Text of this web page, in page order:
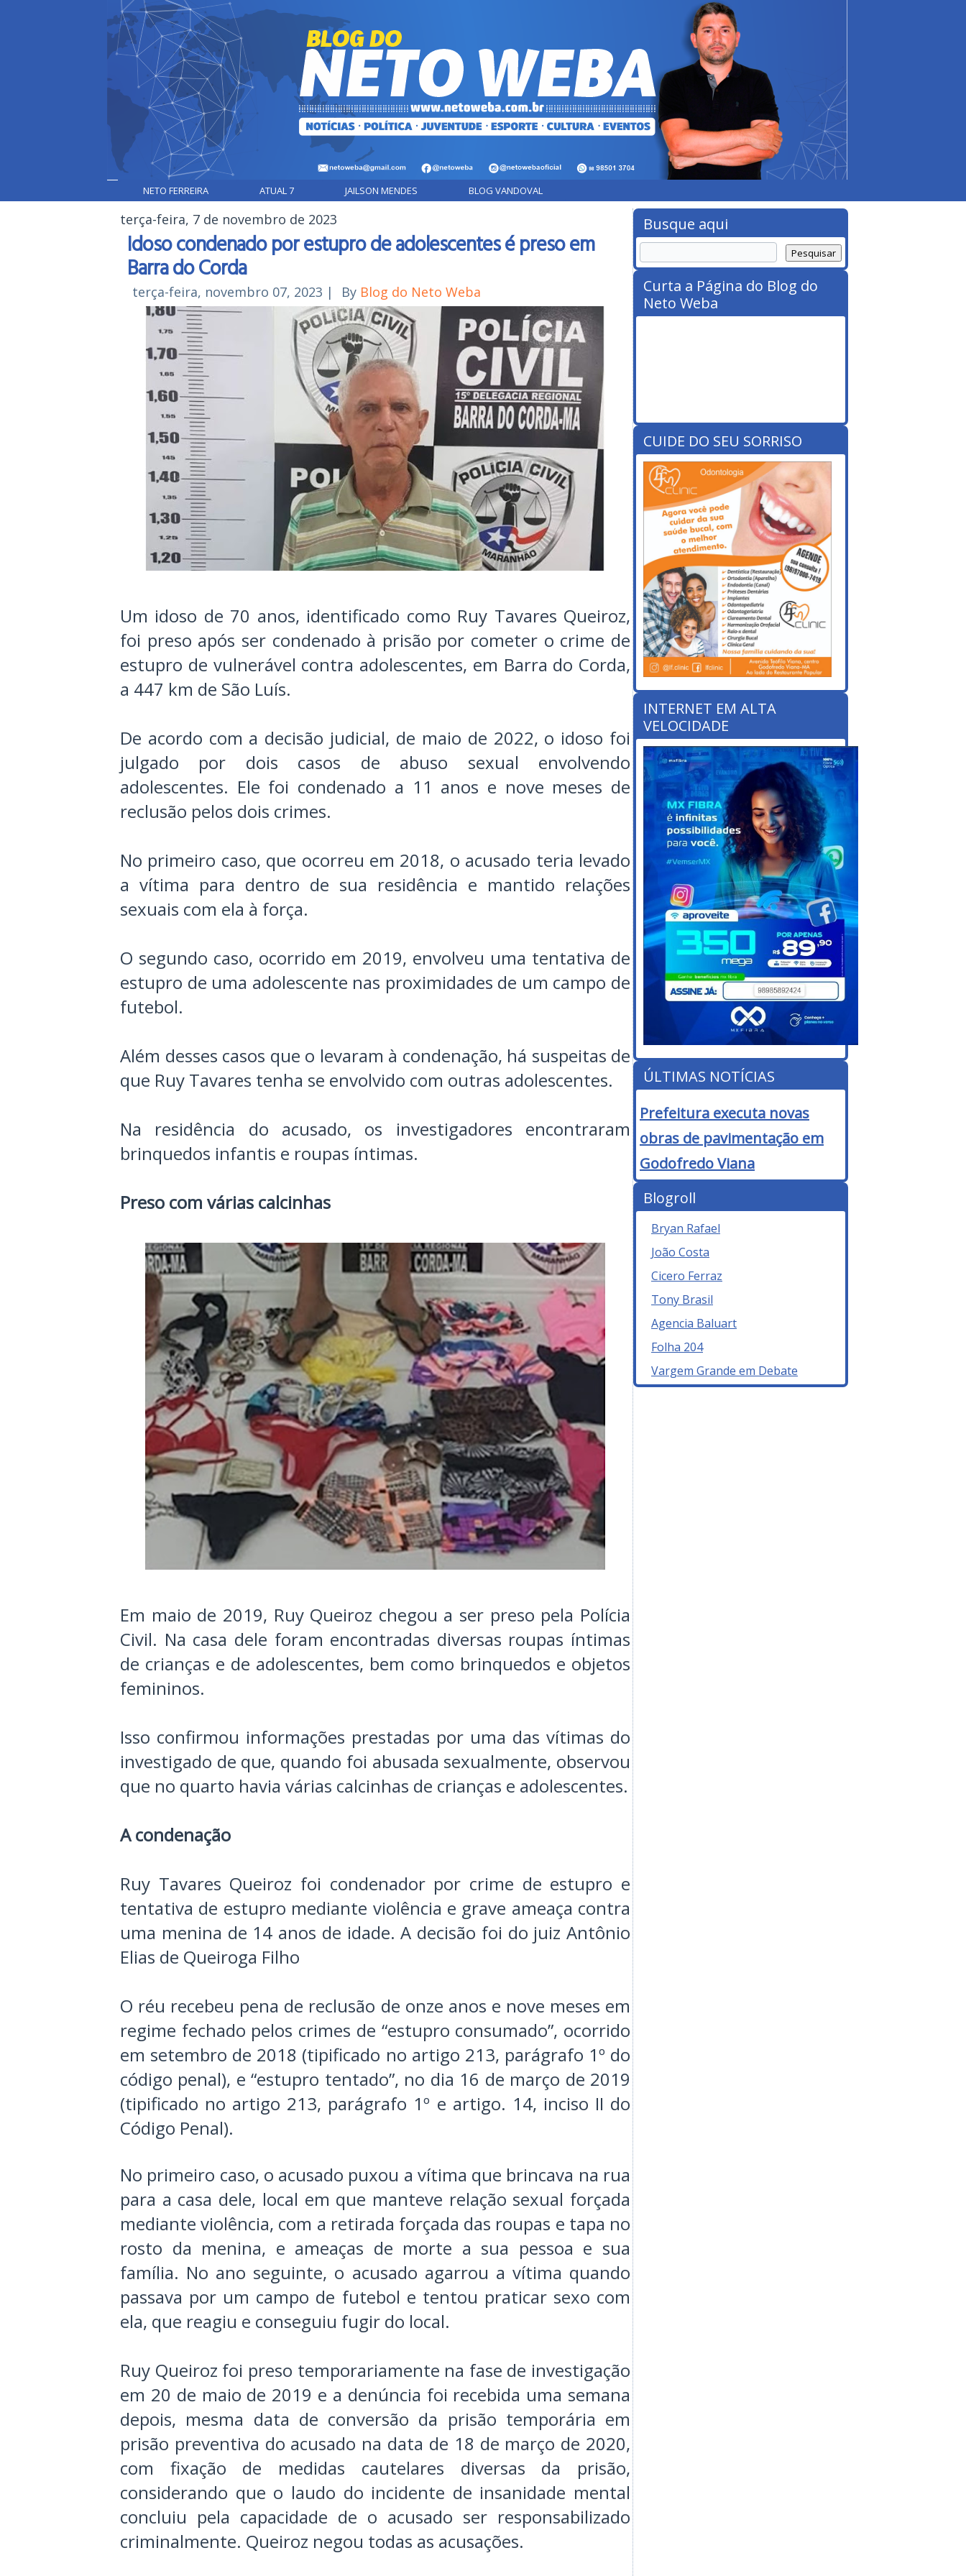
NETO FERREIRA ATUAL 7 JAILSON MENDES BLOG VANDOVAL
terça-feira, 7 de novembro de 2023
Idoso condenado por estupro de adolescentes é preso em
Barra do Corda
terça-feira, novembro 07, 2023 | By Blog do Neto Weba
Um idoso de 70 anos, identificado como Ruy Tavares Queiroz,
foi preso após ser condenado à prisão por cometer o crime de
estupro de vulnerável contra adolescentes, em Barra do Corda,
a 447 km de São Luís.
De acordo com a decisão judicial, de maio de 2022, o idoso foi
julgado por dois casos de abuso sexual envolvendo
adolescentes. Ele foi condenado a 11 anos e nove meses de
reclusão pelos dois crimes.
No primeiro caso, que ocorreu em 2018, o acusado teria levado
a vítima para dentro de sua residência e mantido relações
sexuais com ela à força.
O segundo caso, ocorrido em 2019, envolveu uma tentativa de
estupro de uma adolescente nas proximidades de um campo de
futebol.
Além desses casos que o levaram à condenação, há suspeitas de
que Ruy Tavares tenha se envolvido com outras adolescentes.
Na residência do acusado, os investigadores encontraram
brinquedos infantis e roupas íntimas.
Preso com várias calcinhas
Em maio de 2019, Ruy Queiroz chegou a ser preso pela Polícia
Civil. Na casa dele foram encontradas diversas roupas íntimas
de crianças e de adolescentes, bem como brinquedos e objetos
femininos.
Isso confirmou informações prestadas por uma das vítimas do
investigado de que, quando foi abusada sexualmente, observou
que no quarto havia várias calcinhas de crianças e adolescentes.
A condenação
Ruy Tavares Queiroz foi condenador por crime de estupro e
tentativa de estupro mediante violência e grave ameaça contra
uma menina de 14 anos de idade. A decisão foi do juiz Antônio
Elias de Queiroga Filho
O réu recebeu pena de reclusão de onze anos e nove meses em
regime fechado pelos crimes de “estupro consumado”, ocorrido
em setembro de 2018 (tipificado no artigo 213, parágrafo 1º do
código penal), e “estupro tentado”, no dia 16 de março de 2019
(tipificado no artigo 213, parágrafo 1º e artigo. 14, inciso II do
Código Penal).
No primeiro caso, o acusado puxou a vítima que brincava na rua
para a casa dele, local em que manteve relação sexual forçada
mediante violência, com a retirada forçada das roupas e tapa no
rosto da menina, e ameaças de morte a sua pessoa e sua
família. No ano seguinte, o acusado agarrou a vítima quando
passava por um campo de futebol e tentou praticar sexo com
ela, que reagiu e conseguiu fugir do local.
Ruy Queiroz foi preso temporariamente na fase de investigação
em 20 de maio de 2019 e a denúncia foi recebida uma semana
depois, mesma data de conversão da prisão temporária em
prisão preventiva do acusado na data de 18 de março de 2020,
com fixação de medidas cautelares diversas da prisão,
considerando que o laudo do incidente de insanidade mental
concluiu pela capacidade de o acusado ser responsabilizado
criminalmente. Queiroz negou todas as acusações.
Busque aqui
Curta a Página do Blog do
Neto Weba
CUIDE DO SEU SORRISO
INTERNET EM ALTA
VELOCIDADE
ÚLTIMAS NOTÍCIAS
Prefeitura executa novas
obras de pavimentação em
Godofredo Viana
Blogroll
Bryan Rafael
João Costa
Cicero Ferraz
Tony Brasil
Agencia Baluart
Folha 204
Vargem Grande em Debate